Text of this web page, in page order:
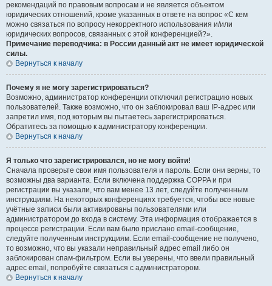
рекомендаций по правовым вопросам и не является объектом
юридических отношений, кроме указанных в ответе на вопрос «С кем
можно связаться по вопросу некорректного использования и/или
юридических вопросов, связанных с этой конференцией?».
Примечание переводчика: в России данный акт не имеет юридической
силы.
Вернуться к началу
Почему я не могу зарегистрироваться?
Возможно, администратор конференции отключил регистрацию новых
пользователей. Также возможно, что он заблокировал ваш IP-адрес или
запретил имя, под которым вы пытаетесь зарегистрироваться.
Обратитесь за помощью к администратору конференции.
Вернуться к началу
Я только что зарегистрировался, но не могу войти!
Сначала проверьте свои имя пользователя и пароль. Если они верны, то
возможны два варианта. Если включена поддержка COPPA и при
регистрации вы указали, что вам менее 13 лет, следуйте полученным
инструкциям. На некоторых конференциях требуется, чтобы все новые
учётные записи были активированы пользователями или
администратором до входа в систему. Эта информация отображается в
процессе регистрации. Если вам было прислано email-сообщение,
следуйте полученным инструкциям. Если email-сообщение не получено,
то возможно, что вы указали неправильный адрес email либо он
заблокирован спам-фильтром. Если вы уверены, что ввели правильный
адрес email, попробуйте связаться с администратором.
Вернуться к началу